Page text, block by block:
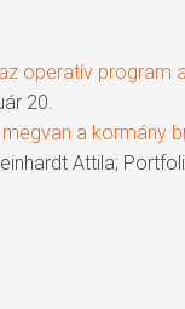
operatív program
20.
megvan a kormány
Attila;